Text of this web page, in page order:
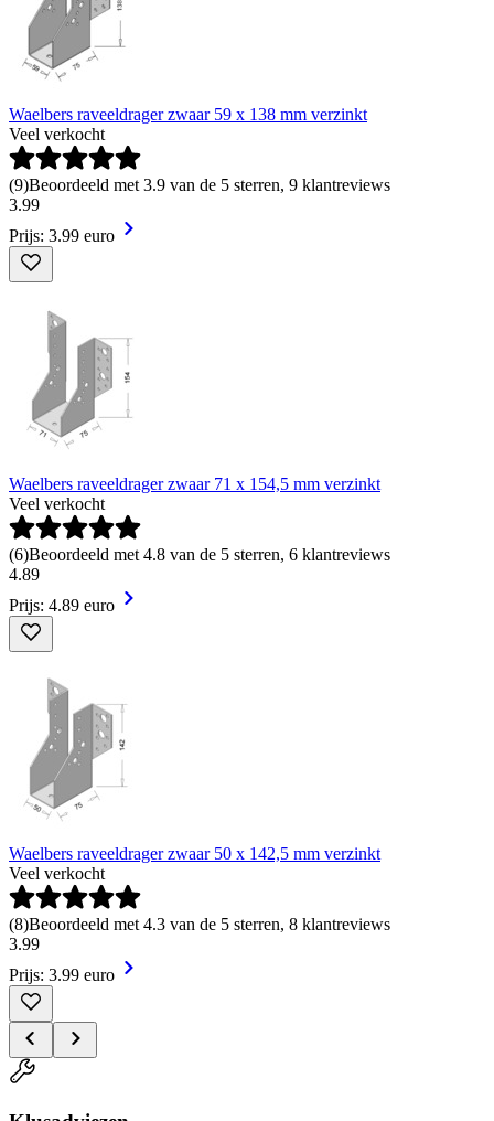
Waelbers raveeldrager zwaar 59 x 138 mm verzinkt
Veel verkocht
(9)Beoordeeld met 3.9 van de 5 sterren, 9 klantreviews
3.99
Prijs: 3.99 euro
Waelbers raveeldrager zwaar 71 x 154,5 mm verzinkt
Veel verkocht
(6)Beoordeeld met 4.8 van de 5 sterren, 6 klantreviews
4.89
Prijs: 4.89 euro
Waelbers raveeldrager zwaar 50 x 142,5 mm verzinkt
Veel verkocht
(8)Beoordeeld met 4.3 van de 5 sterren, 8 klantreviews
3.99
Prijs: 3.99 euro